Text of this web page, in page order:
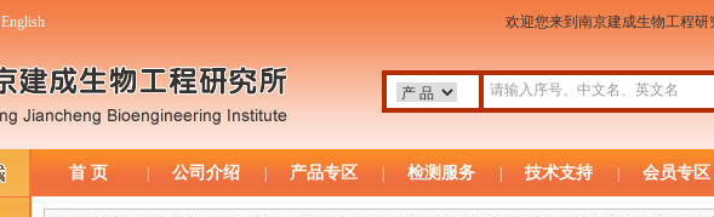
欢迎您来到南京建成生物工程
English
首 页 公司介绍 产品专区 检测服务 技术支持 会员专区